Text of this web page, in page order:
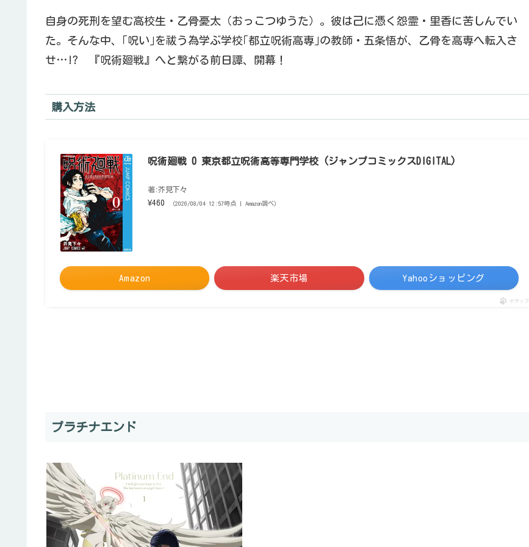
自身の死刑を望む高校生・乙骨憂太（おっこつゆうた）。彼は己に憑く怨霊・里香に苦しんでい
た。そんな中、｢呪い｣を祓う為学ぶ学校｢都立呪術高専｣の教師・五条悟が、乙骨を高専へ転入さ
せ…!? 『呪術廻戦』へと繋がる前日譚、開幕！
購入方法
呪術廻戦 0 東京都立呪術高等専門学校 (ジャンプコミックスDIGITAL)
著:芥見下々
¥460 （2026/08/04 12:57時点 | Amazon調べ）
Amazon 楽天市場 Yahooショッピング
ポチップ
プラチナエンド